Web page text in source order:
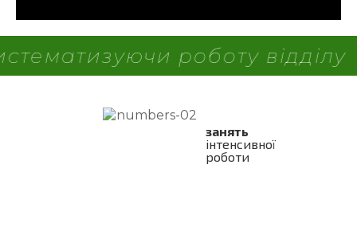
Збільшіть продажі -
занять
інтенсивної
роботи